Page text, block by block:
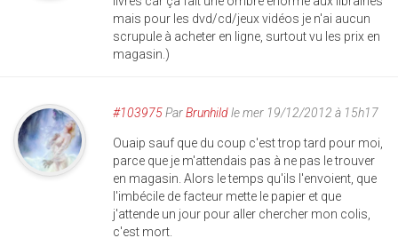
mais pour les dvd/cd/jeux vidéos je n'ai aucun
scrupule à acheter en ligne, surtout vu les prix en
magasin.)
#103975ParBrunhildle mer 19/12/2012 à 15h17
Ouaip sauf que du coup c'est trop tard pour moi,
parce que je m'attendais pas à ne pas le trouver
en magasin. Alors le temps qu'ils l'envoient, que
l'imbécile de facteur mette le papier et que
j'attende un jour pour aller chercher mon colis,
c'est mort.